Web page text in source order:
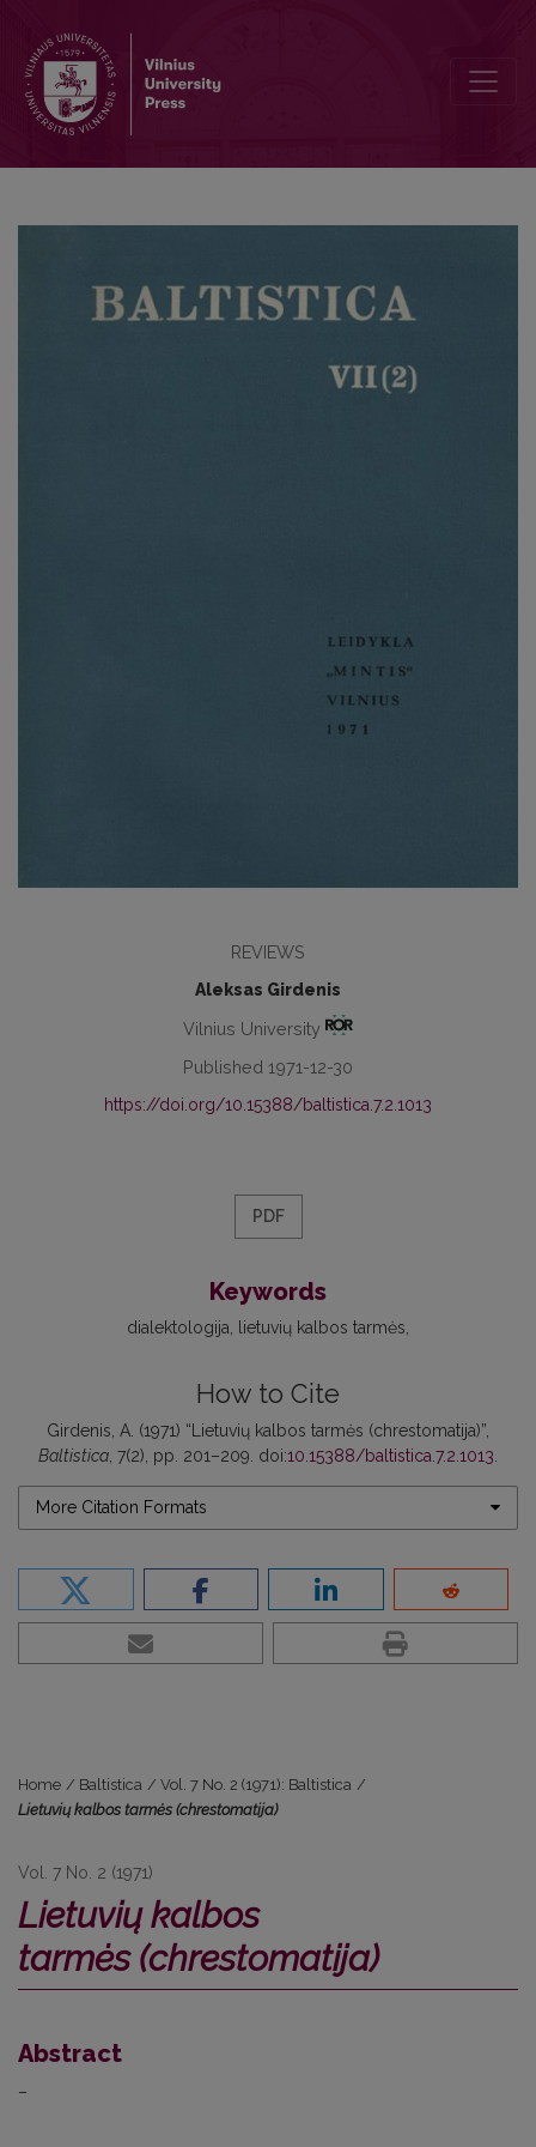
REVIEWS
Aleksas Girdenis
Vilnius University
Published 1971-12-30
https://doi.org/10.15388/baltistica.7.2.1013
PDF
Keywords
dialektologija lietuvių kalbos tarmės
How to Cite
Girdenis, A. (1971) “Lietuvių kalbos tarmės (chrestomatija)”,
Baltistica , 7(2), pp. 201–209. doi:10.15388/baltistica.7.2.1013
More Citation Formats
Home / Baltistica / Vol. 7 No. 2 (1971): Baltistica /
Lietuvių kalbos tarmės (chrestomatija)
Vol. 7 No. 2 (1971)
Lietuvių kalbos
tarmės (chrestomatija)
Abstract
–